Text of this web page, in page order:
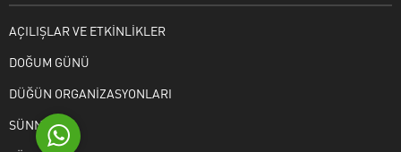
AÇILIŞLAR VE ETKİNLİKLER
DOĞUM GÜNÜ
DÜĞÜN ORGANİZASYONLARI
SÜNNET